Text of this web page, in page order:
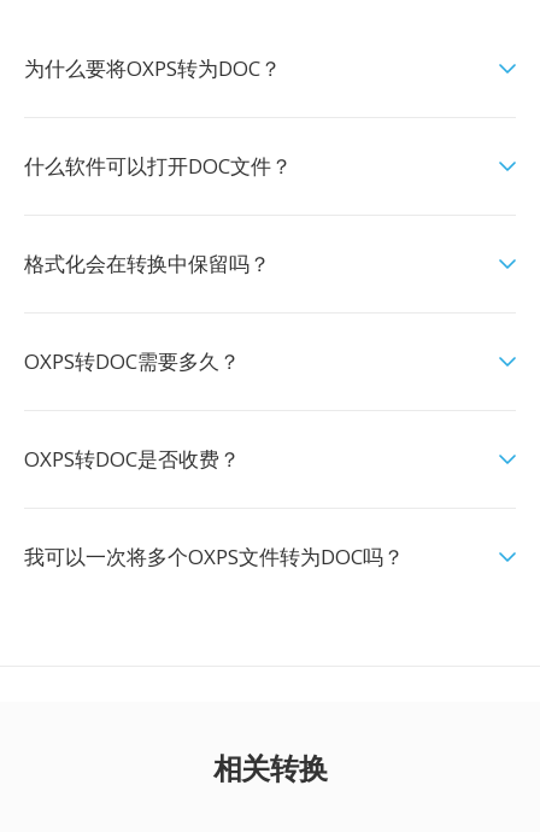
为什么要将OXPS转为DOC？
什么软件可以打开DOC文件？
格式化会在转换中保留吗？
OXPS转DOC需要多久？
OXPS转DOC是否收费？
我可以一次将多个OXPS文件转为DOC吗？
相关转换